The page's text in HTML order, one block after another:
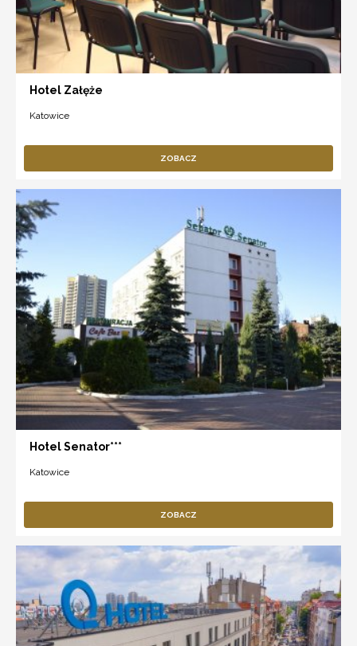
Hotel Załęże
Katowice
ZOBACZ
Hotel Senator***
Katowice
ZOBACZ